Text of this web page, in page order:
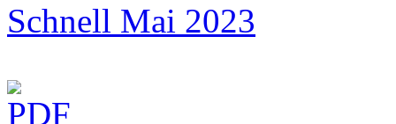
Schnell Mai 2023